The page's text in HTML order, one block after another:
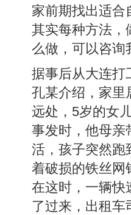
家前期找出适合
其实每种方法，
么做，可以咨询
据事后从大连打
孔某介绍，家里
远处，5岁的女
事发时，他母亲
活，孩子突然跑
着破损的铁丝网
在这时，一辆快
了过来，出租车